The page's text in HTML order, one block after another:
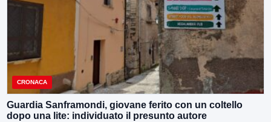
CRONACA
Guardia Sanframondi, giovane ferito con un coltello
dopo una lite: individuato il presunto autore